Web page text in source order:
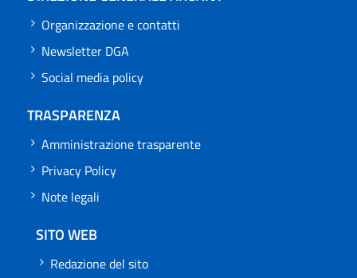
Organizzazione e contatti
Newsletter DGA
Social media policy
TRASPARENZA
Amministrazione trasparente
Privacy Policy
Note legali
SITO WEB
Redazione del sito